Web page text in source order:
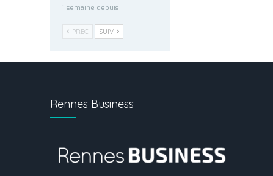
1 semaine depuis
PREC SUIV
Rennes Business